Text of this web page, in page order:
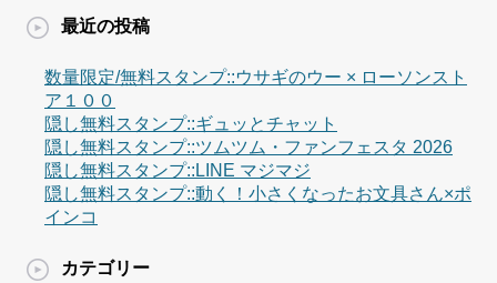
最近の投稿
数量限定/無料スタンプ::ウサギのウー × ローソンスト
ア１００
隠し無料スタンプ::ギュッとチャット
隠し無料スタンプ::ツムツム・ファンフェスタ 2026
隠し無料スタンプ::LINE マジマジ
隠し無料スタンプ::動く！小さくなったお文具さん×ポ
インコ
カテゴリー